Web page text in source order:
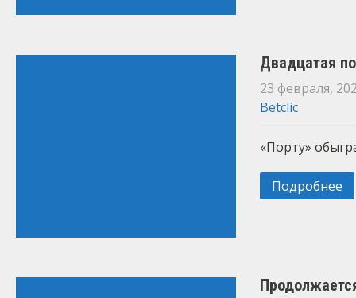
Двадцатая
23 февраля,
Betclic
«Порту»
Подробнее